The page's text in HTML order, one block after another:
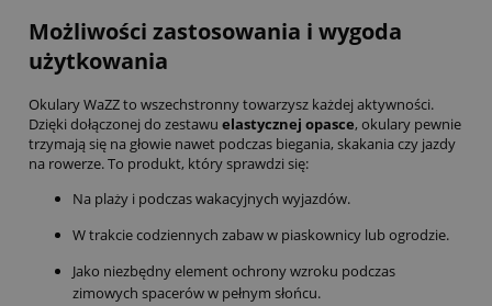
Możliwości zastosowania i wygoda
użytkowania
Okulary WaZZ to wszechstronny towarzysz każdej aktywności.
Dzięki dołączonej do zestawu elastycznej opasce, okulary pewnie
trzymają się na głowie nawet podczas biegania, skakania czy jazdy
na rowerze. To produkt, który sprawdzi się:
Na plaży i podczas wakacyjnych wyjazdów.
W trakcie codziennych zabaw w piaskownicy lub ogrodzie.
Jako niezbędny element ochrony wzroku podczas
zimowych spacerów w pełnym słońcu.